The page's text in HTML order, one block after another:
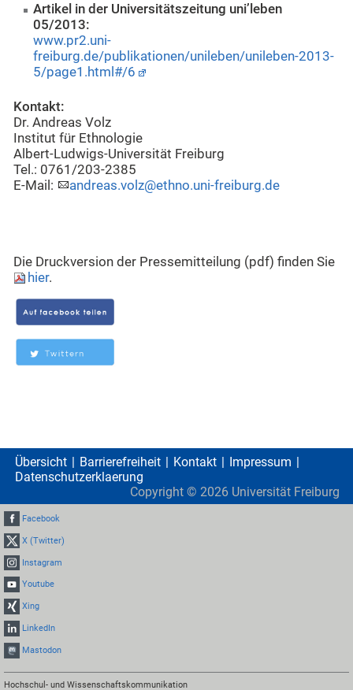
Artikel in der Universitätszeitung uni’leben
05/2013:
www.pr2.uni-
freiburg.de/publikationen/unileben/unileben-2013-
5/page1.html#/6
Kontakt:
Dr. Andreas Volz
Institut für Ethnologie
Albert-Ludwigs-Universität Freiburg
Tel.: 0761/203-2385
E-Mail:
andreas.volz@ethno.uni-freiburg.de
Die Druckversion der Pressemitteilung (pdf) finden Sie
hier.
Übersicht Barrierefreiheit Kontakt
Impressum
Datenschutzerklaerung
Copyright © 2026 Universität Freiburg
Facebook
X (Twitter)
Instagram
Youtube
Xing
LinkedIn
Mastodon
Hochschul- und Wissenschaftskommunikation